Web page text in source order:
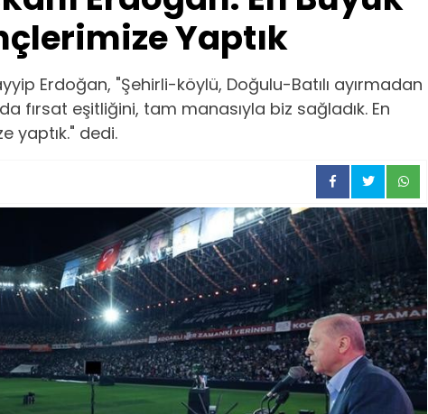
Yaptık
Erdoğan, "Şehirli-köylü, Doğulu-Batılı ayırmadan
fırsat eşitliğini, tam manasıyla biz sağladık. En
yaptık." dedi.